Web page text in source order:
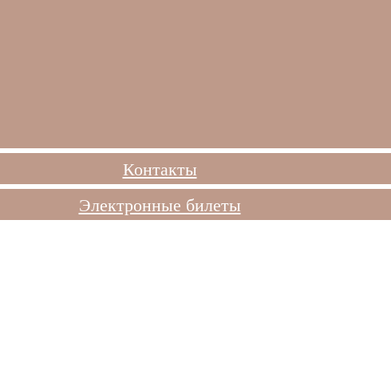
Контакты
Электронные билеты